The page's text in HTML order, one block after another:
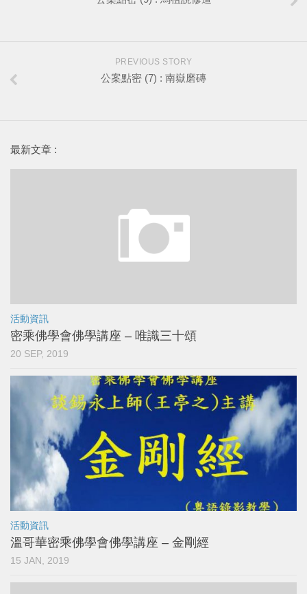
PREVIOUS STORY
公案點密 (7) : 南嶽磨磚
最新文章 :
活動資訊
密乘佛學會佛學講座 – 唯識三十頌
20 SEP, 2019
活動資訊
溫哥華密乘佛學會佛學講座 – 金剛經
15 JAN, 2019